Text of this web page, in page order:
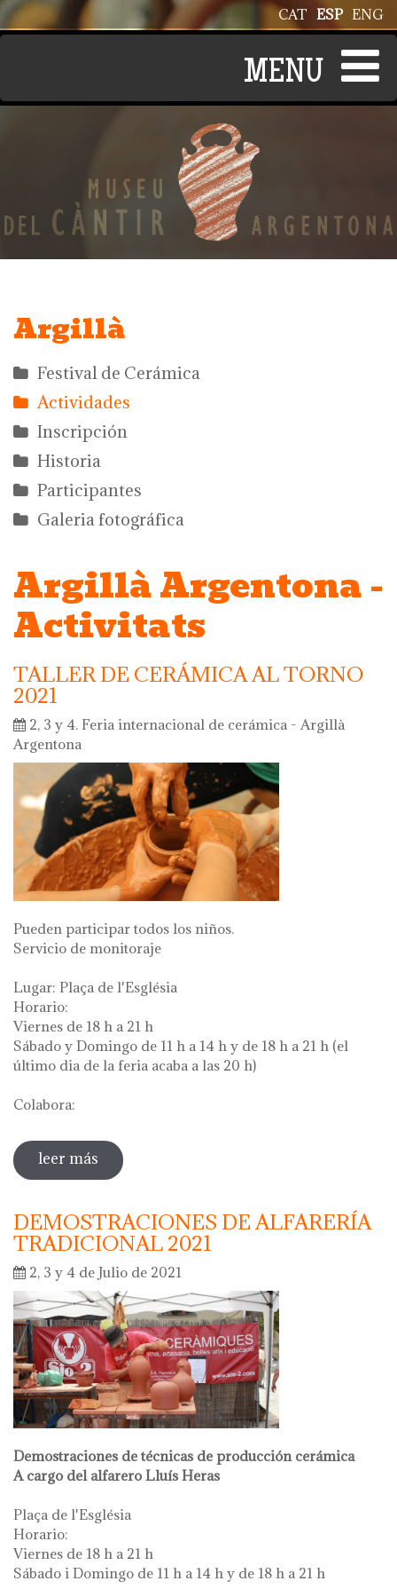
Pasar al contenido principal ENG
ESP
CAT
Argillà
Festival de Cerámica
Actividades
Inscripción
Historia
Participantes
Galeria fotográfica
Argillà Argentona -
Activitats
TALLER DE CERÁMICA AL TORNO
2021
2, 3 y 4. Feria internacional de cerámica - Argillà
Argentona
Pueden participar todos los niños.
Servicio de monitoraje
Lugar: Plaça de l'Església
Horario:
Viernes de 18 h a 21 h
Sábado y Domingo de 11 h a 14 h y de 18 h a 21 h (el
último dia de la feria acaba a las 20 h)
Colabora:
leer más sobre taller de cerámica al torno 2021
DEMOSTRACIONES DE ALFARERÍA
TRADICIONAL 2021
2, 3 y 4 de Julio de 2021
Demostraciones de técnicas de producción cerámica
A cargo del alfarero Lluís Heras
Plaça de l'Església
Horario:
Viernes de 18 h a 21 h
Sábado i Domingo de 11 h a 14 h y de 18 h a 21 h